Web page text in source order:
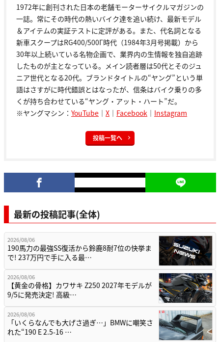
1972年に創刊された日本の老舗モーターサイクルマガジンの
一誌。常にその時代の熱いバイク達を追い続け、最新モデル
＆アイテムの実証テストに定評がある。また、代名詞となる
新車スクープはRG400/500Γ時代（1984年3月号掲載）から
30年以上続いている名物企画で、業界内の生情報を独自追跡
したものが主となっている。メイン読者層は50代とそのジュ
ニア世代となる20代。ブランドタイトルの“ヤング”という単
語はさすがに時代錯誤とはなったが、信条はバイク乗りの多
くが持ち合わせている“ヤング・アット・ハート”だ。
※ヤングマシン： YouTube ｜ X ｜ Facebook ｜ Instagram
投稿一覧へ
最新の投稿記事(全体)
2026/08/06
190馬力の最強SS復活から鈴鹿8耐7位の快挙ま
で! 237万円で手に入る最…
2026/08/06
【黄金の骨格】カワサキ Z250 2027年モデルが
9/5に発売決定! 高級…
2026/08/06
「いくらなんでも大げさ過ぎ…」BMWに嘲笑さ
れた“190 E 2.5-16 …